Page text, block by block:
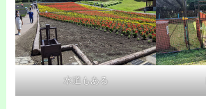
水道もある